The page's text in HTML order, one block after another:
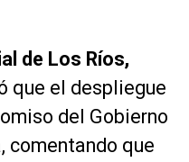
de Los Ríos,
que el despliegue
del Gobierno
comentando que